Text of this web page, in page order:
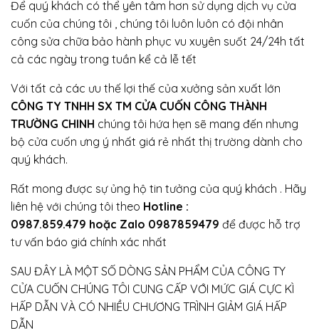
Để quý khách có thể yên tâm hơn sử dụng dịch vụ cửa
cuốn của chúng tôi , chúng tôi luôn luôn có đội nhân
công sửa chữa bảo hành phục vu xuyên suốt 24/24h tất
cả các ngày trong tuần kể cả lễ tết
Với tất cả các ưu thế lợi thế của xưởng sản xuất lớn
CÔNG TY TNHH SX TM CỬA CUỐN CÔNG THÀNH
TRƯỜNG CHINH chúng tôi hứa hẹn sẽ mang đến nhưng
bộ cửa cuốn ưng ý nhất giá rẻ nhất thị trường dành cho
quý khách.
Rất mong được sự ủng hộ tin tưởng của quý khách . Hãy
liên hệ với chúng tôi theo Hotline :
0987.859.479 hoặc Zalo 0987859479 để được hỗ trợ
tư vấn báo giá chính xác nhất
SAU ĐÂY LÀ MỘT SỐ DÒNG SẢN PHẨM CỦA CÔNG TY
CỬA CUỐN CHÚNG TÔI CUNG CẤP VỚI MỨC GIÁ CỰC KÌ
HẤP DẪN VÀ CÓ NHIỀU CHƯƠNG TRÌNH GIẢM GIÁ HẤP
DẪN